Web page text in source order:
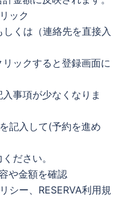
ック
くは（連絡先を直接入
ックすると登録画面に
事項が少なくなりま
記入して(予約を進め
ださい。
や金額を確認
シー、RESERVA利用規